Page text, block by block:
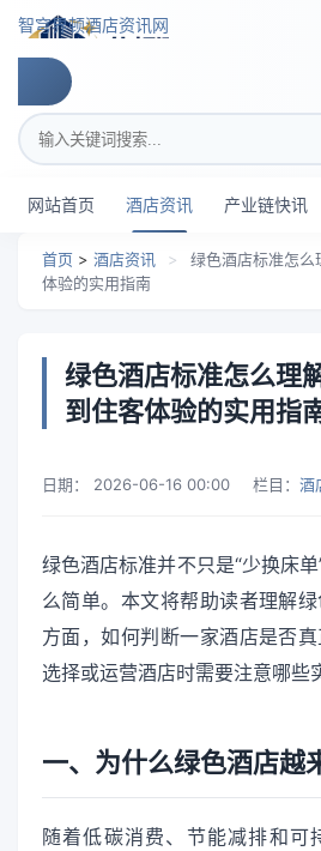
跳转到主要内容
智穹界顿酒店资讯网
搜索关键词
网站首页 酒店资讯 产业链快讯
首页 > 酒店资讯 >
绿色酒店标准怎么
体验的实用指南
绿色酒店标准怎么理
到住客体验的实用指
日期： 2026-06-16 00:00 栏目： 酒
绿色酒店标准并不只是“少换床
么简单。本文将帮助读者理解
方面，如何判断一家酒店是否
选择或运营酒店时需要注意哪些
一、为什么绿色酒店越
随着低碳消费、节能减排和可